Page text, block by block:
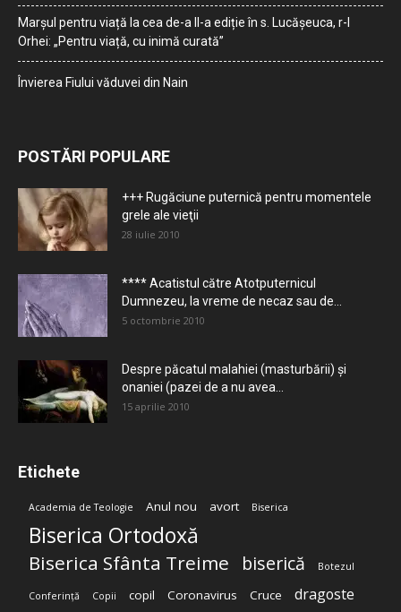
Marșul pentru viață la cea de-a II-a ediție în s. Lucășeuca, r-l
Orhei: „Pentru viață, cu inimă curată”
Învierea Fiului văduvei din Nain
POSTĂRI POPULARE
+++ Rugăciune puternică pentru momentele
grele ale vieţii
28 iulie 2010
**** Acatistul către Atotputernicul
Dumnezeu, la vreme de necaz sau de...
5 octombrie 2010
Despre păcatul malahiei (masturbării) şi
onaniei (pazei de a nu avea...
15 aprilie 2010
Etichete
Academia de Teologie Anul nou avort Biserica
Biserica Ortodoxă
Biserica Sfânta Treime biserică Botezul
Conferință Copii copil Coronavirus Cruce dragoste